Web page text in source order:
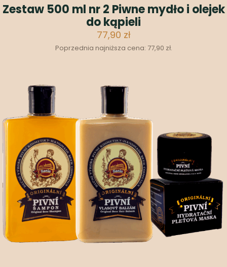
Zestaw 500 ml nr 2 Piwne mydło i olejek
do kąpieli
77,90 zł
Poprzednia najniższa cena: 77,90 zł.